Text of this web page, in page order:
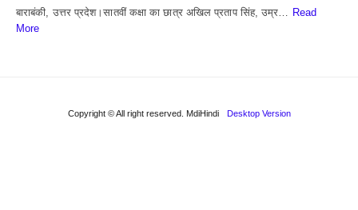
बाराबंकी, उत्तर प्रदेश।सातवीं कक्षा का छात्र अखिल प्रताप सिंह, उम्र…
Read
More
Copyright © All right reserved. MdiHindi Desktop Version